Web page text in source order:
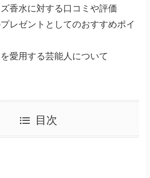
香水に対する口コミや評価
レゼントとしてのおすすめポイ
愛用する芸能人について
目次